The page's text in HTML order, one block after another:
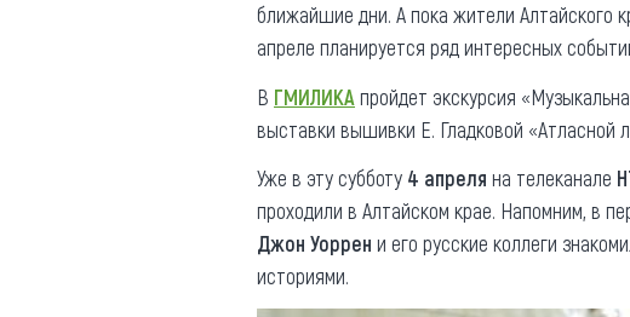
ближайшие дни. А пока жители Алтайского
апреле планируется ряд интересных
В ГМИЛИКА пройдет экскурсия
выставки вышивки Е. Гладковой «Атласной
Уже в эту субботу 4 апреля на телеканале
проходили в Алтайском крае. Напомним, в
Джон Уоррен и его русские коллеги
историями.